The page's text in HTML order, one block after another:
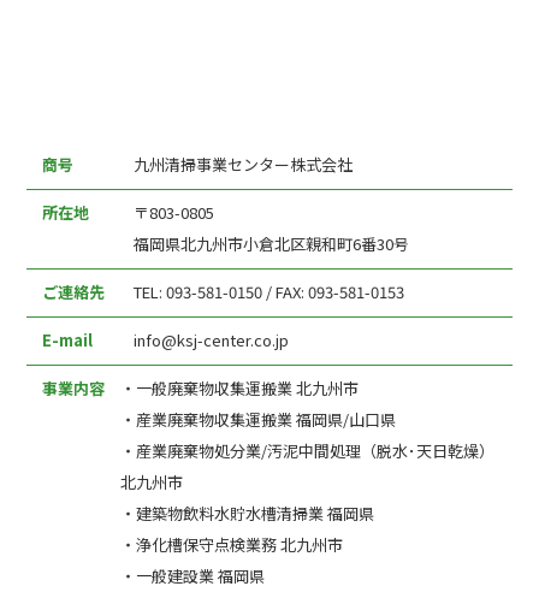
商号 九州清掃事業センター株式会社
所在地
〒803-0805
福岡県北九州市小倉北区親和町6番30号
ご連絡先 TEL: 093-581-0150 / FAX: 093-581-0153
E-mail info@ksj-center.co.jp
事業内容
・一般廃棄物収集運搬業 北九州市
・産業廃棄物収集運搬業 福岡県/山口県
・産業廃棄物処分業/汚泥中間処理（脱水･天日乾燥）
北九州市
・建築物飲料水貯水槽清掃業 福岡県
・浄化槽保守点検業務 北九州市
・一般建設業 福岡県